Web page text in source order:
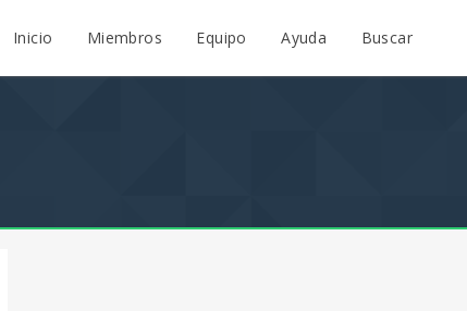
Inicio Miembros Equipo Ayuda Buscar